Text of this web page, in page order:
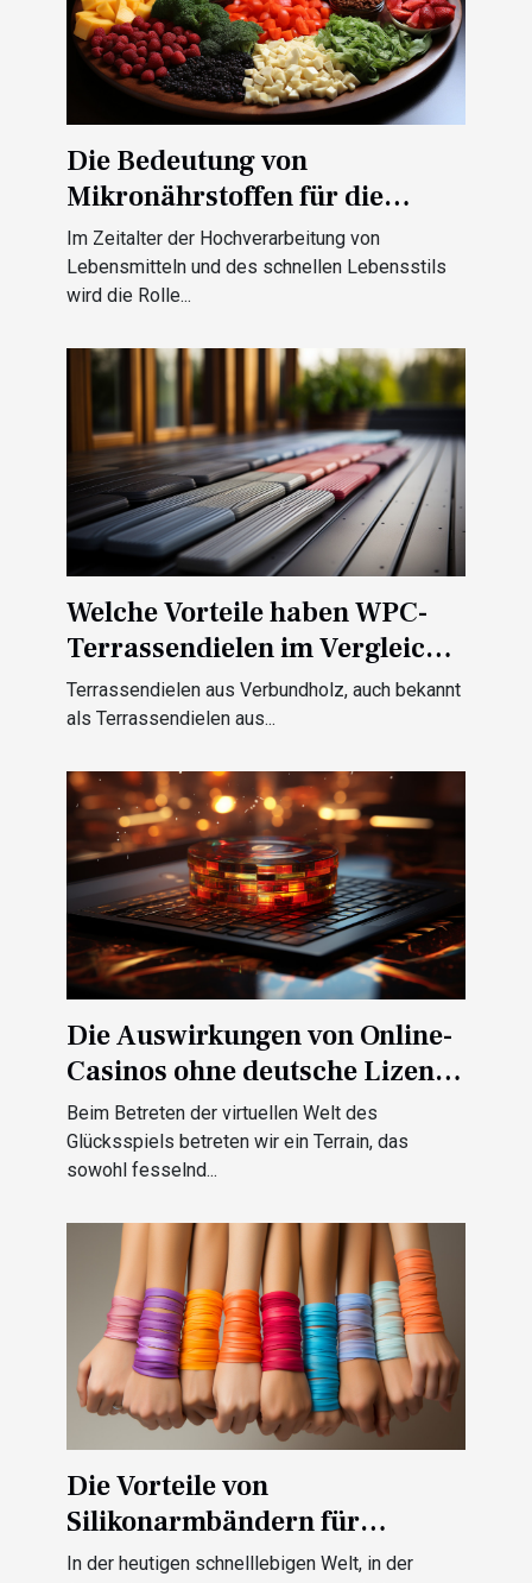
Die Bedeutung von
Mikronährstoffen für die
Gesundheit
Im Zeitalter der Hochverarbeitung von
Lebensmitteln und des schnellen Lebensstils
wird die Rolle...
Welche Vorteile haben WPC-
Terrassendielen im Vergleich
zu herkömmlichem Holz ?
Terrassendielen aus Verbundholz, auch bekannt
als Terrassendielen aus...
Die Auswirkungen von Online-
Casinos ohne deutsche Lizenz
auf das Spielverhalten und die
Präventionsmöglichkeiten
Beim Betreten der virtuellen Welt des
Glücksspiels betreten wir ein Terrain, das
sowohl fesselnd...
Die Vorteile von
Silikonarmbändern für
Gesundheitsförderung und
In der heutigen schnelllebigen Welt, in der